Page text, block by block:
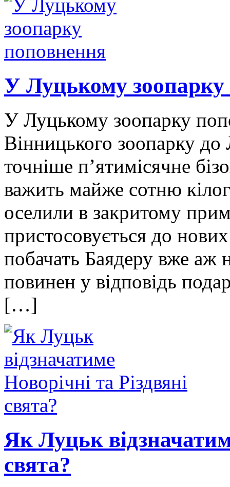
У Луцькому
У Луцькому зоопарку
Вінницького зоопарку до
точніше п’ятимісячне
важить майже сотню
оселили в закритому
пристосовується до
побачать Баядеру вже аж
повинен у відповідь
[…]
Як Луцьк
свята?